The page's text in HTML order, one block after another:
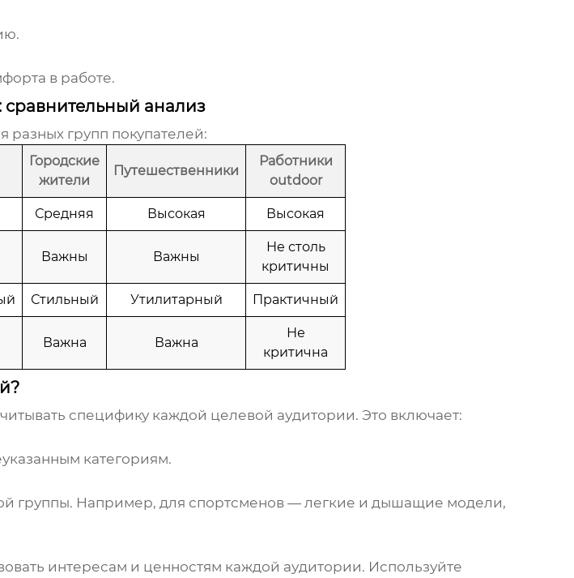
в работе.
сравнительный анализ
разных групп покупателей:
Городские
жители
Путешественники
Работники
outdoor
Средняя Высокая Высокая
Важны Важны
Не столь
критичны
Стильный Утилитарный Практичный
Важна Важна
Не
критична
специфику каждой целевой аудитории. Это включает:
категориям.
группы. Например, для спортсменов — легкие и дышащие модели,
интересам и ценностям каждой аудитории. Используйте